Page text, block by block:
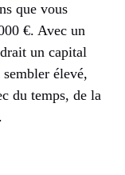
que vous
€. Avec un
un capital
élevé,
du temps, de la